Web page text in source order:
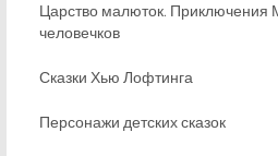
Царство малюток. Приключения
человечков
Сказки Хью Лофтинга
Персонажи детских сказок